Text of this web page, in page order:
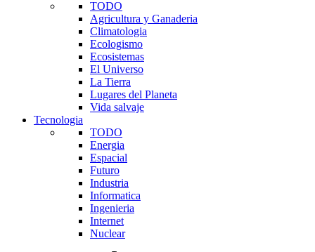
TODO
Agricultura y Ganaderia
Climatologia
Ecologismo
Ecosistemas
El Universo
La Tierra
Lugares del Planeta
Vida salvaje
Tecnologia
TODO
Energia
Espacial
Futuro
Industria
Informatica
Ingenieria
Internet
Nuclear